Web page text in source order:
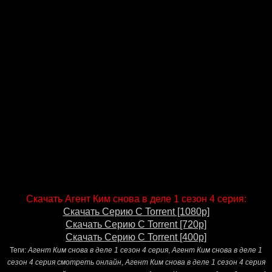
Скачать Агент Ким снова в деле 1 сезон 4 серия:
Скачать Серию С Torrent [1080p]
Скачать Серию С Torrent [720p]
Скачать Серию С Torrent [400p]
Теги: Агент Ким снова в деле 1 сезон 4 серия Агент Ким снова в деле 1
сезон 4 серия смотреть онлайн, Агент Ким снова в деле 1 сезон 4 серия